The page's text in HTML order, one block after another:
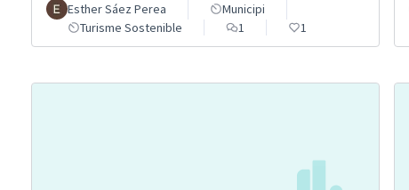
Esther Sáez Perea
Municipi
Turisme Sostenible
1 1